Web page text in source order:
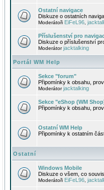
Ostatní navigace
Diskuze o ostatních
Moderátoři EiFeL96
Příslušenství pro
Diskuze o příslušenství
Moderátorjacktalking
Portál WM Help
Sekce "forum"
Připomínky k obsahu,
Moderátorjacktalking
Sekce "eShop (WM
Připomínky k obsahu,
Ostatní WM Help
Připomínky k ostatním
Ostatní
Windows Mobile
Diskuze o všem, co
Moderátoři EiFeL96